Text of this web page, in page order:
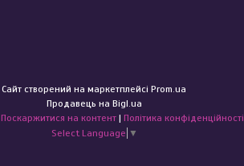
Сайт створений на маркетплейсі Prom.ua
Продавець на Bigl.ua
Поскаржитися на контент | Політика конфіденційності
Select Language ▼